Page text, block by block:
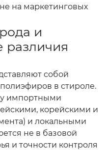
на маркетинговых
и
различия
собой
в стироле.
импортными
корейскими и
и локальными
не в базовой
и точности контроля